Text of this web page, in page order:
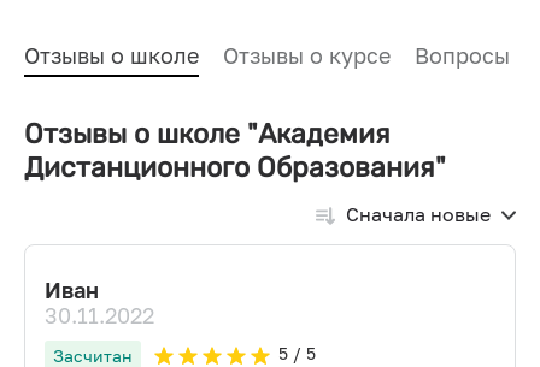
Отзывы о школе Отзывы о курсе Вопросы и
Отзывы о школе "Академия
Дистанционного Образования"
Сначала новые
Иван
30.11.2022
Засчитан 5/ 5